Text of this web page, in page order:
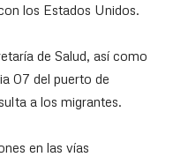
los Estados Unidos.
de Salud, así como
07 del puerto de
a los migrantes.
en las vías